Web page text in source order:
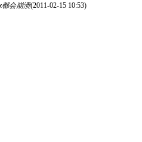
都会崩溃(2011-02-15 10:53)